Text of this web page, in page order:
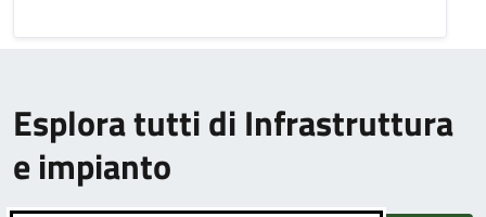
Esplora tutti di Infrastruttura
e impianto